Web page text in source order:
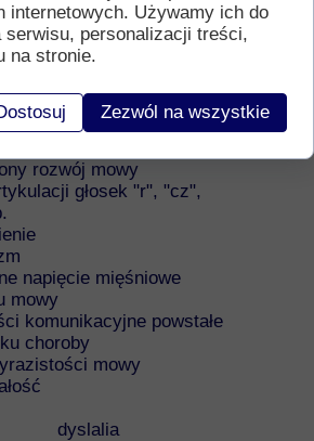
rozwój mowy
głosek "r", "cz",
napięcie mięśniowe
mowy
komunikacyjne powstałe
choroby
mowy
dyslalia
którego się podejmuję:
internetowych. Używamy ich do
serwisu, personalizacji treści,
na stronie.
Zezwól na wszystkie